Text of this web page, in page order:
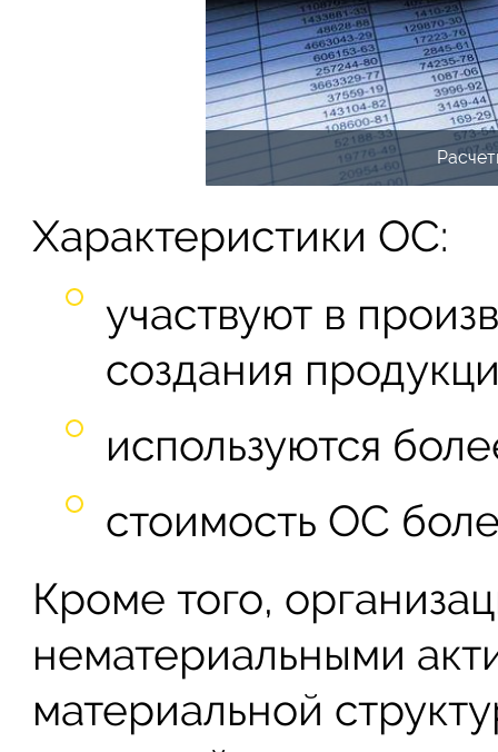
Характеристики ОС:
участвуют в
создания
используются
стоимость ОС
Кроме того,
нематериальными
материальной